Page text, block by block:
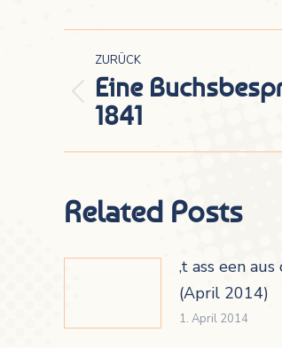
ZURÜCK
Vorheriger
Beitrag:
Eine
1841
Related Posts
‚t ass een
(April 2014)
1. April 2014